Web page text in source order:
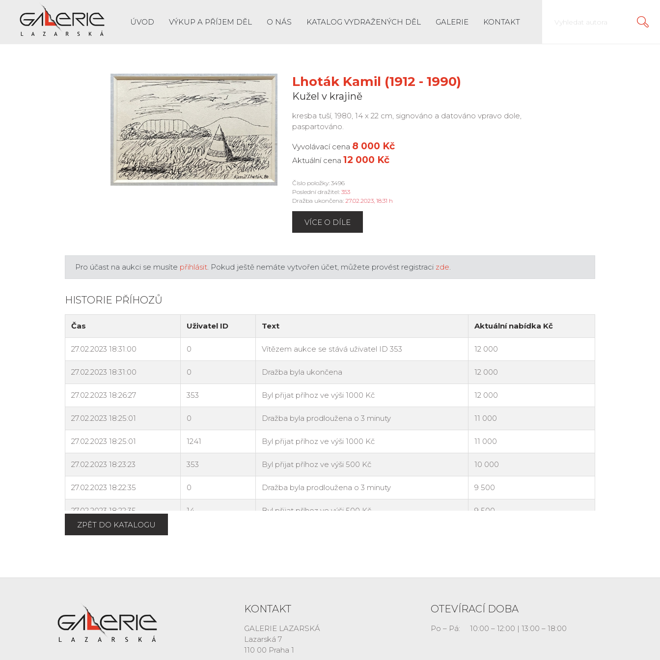
ÚVOD VÝKUP A PŘÍJEM DĚL O NÁS KATALOG VYDRAŽENÝCH DĚL GALERIE KONTAKT
Lhoták Kamil (1912 - 1990)
Kužel v krajině
kresba tuší, 1980, 14 x 22 cm, signováno a datováno vpravo dole,
paspartováno.
Vyvolávací cena 8 000 Kč
Aktuální cena 12 000 Kč
Číslo položky: 3496
Poslední dražitel: 353
Dražba ukončena: 27.02.2023, 18:31 h
VÍCE O DÍLE
Pro účast na aukci se musíte přihlásit . Pokud ještě nemáte vytvořen účet, můžete provést registraci zde
HISTORIE PŘÍHOZŮ
ZPĚT DO KATALOGU
KONTAKT
GALERIE LAZARSKÁ
Lazarská 7
110 00 Praha 1
OTEVÍRACÍ DOBA
Po – Pá: 10:00 – 12:00 | 13:00 – 18:00